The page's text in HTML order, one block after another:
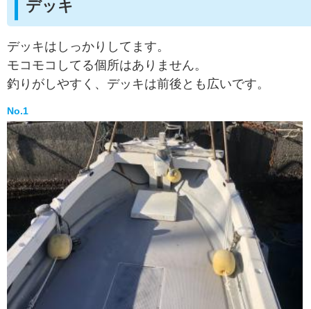
デッキ
デッキはしっかりしてます。
モコモコしてる個所はありません。
釣りがしやすく、デッキは前後とも広いです。
No.1